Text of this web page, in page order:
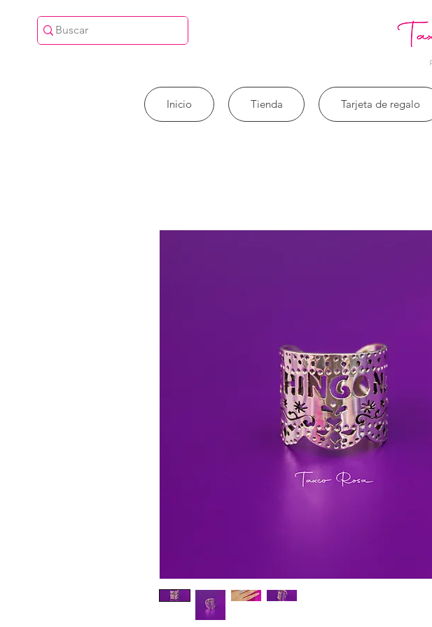
Inicio Tienda Tarjeta de regalo